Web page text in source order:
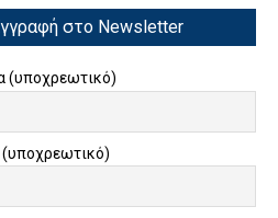
στο Newsletter
(υποχρεωτικό)
(υποχρεωτικό)